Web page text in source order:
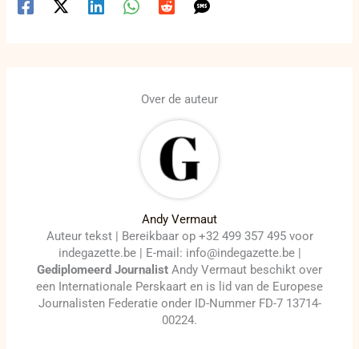
Over de auteur
Andy Vermaut
Auteur tekst | Bereikbaar op +32 499 357 495 voor
indegazette.be | E-mail: info@indegazette.be |
Gediplomeerd Journalist Andy Vermaut beschikt over
een Internationale Perskaart en is lid van de Europese
Journalisten Federatie onder ID-Nummer FD-7 13714-
00224.